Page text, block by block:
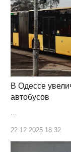
В Одессе
автобусов
22.12.2025 18:32